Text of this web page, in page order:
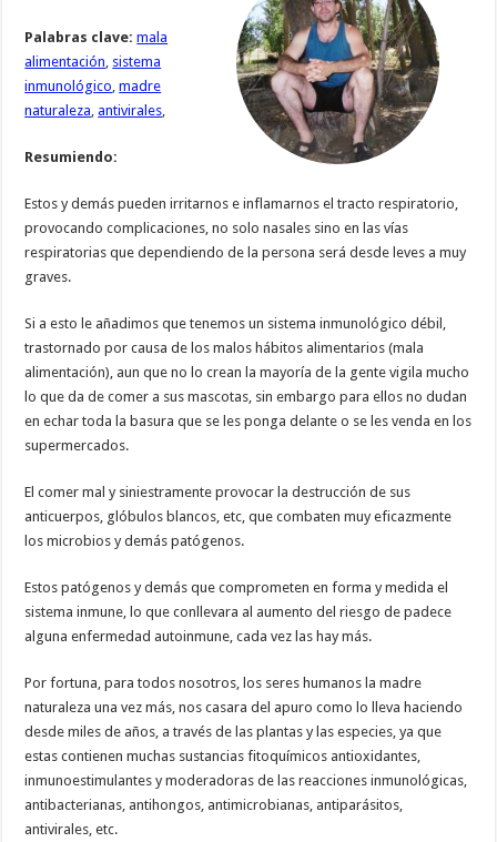
Palabras clave: mala
alimentación sistema
inmunológico ,madre
naturaleza ,antivirales
Resumiendo:
Estos y demás pueden irritarnos e inflamarnos el tracto respiratorio,
provocando complicaciones, no solo nasales sino en las vías
respiratorias que dependiendo de la persona será desde leves a muy
graves.
Si a esto le añadimos que tenemos un sistema inmunológico débil,
trastornado por causa de los malos hábitos alimentarios (mala
alimentación), aun que no lo crean la mayoría de la gente vigila mucho
lo que da de comer a sus mascotas, sin embargo para ellos no dudan
en echar toda la basura que se les ponga delante o se les venda en los
supermercados.
El comer mal y siniestramente provocar la destrucción de sus
anticuerpos, glóbulos blancos, etc, que combaten muy eficazmente
los microbios y demás patógenos.
Estos patógenos y demás que comprometen en forma y medida el
sistema inmune, lo que conllevara al aumento del riesgo de padece
alguna enfermedad autoinmune, cada vez las hay más.
Por fortuna, para todos nosotros, los seres humanos la madre
naturaleza una vez más, nos casara del apuro como lo lleva haciendo
desde miles de años, a través de las plantas y las especies, ya que
estas contienen muchas sustancias fitoquímicos antioxidantes,
inmunoestimulantes y moderadoras de las reacciones inmunológicas,
antibacterianas, antihongos, antimicrobianas, antiparásitos,
antivirales, etc.